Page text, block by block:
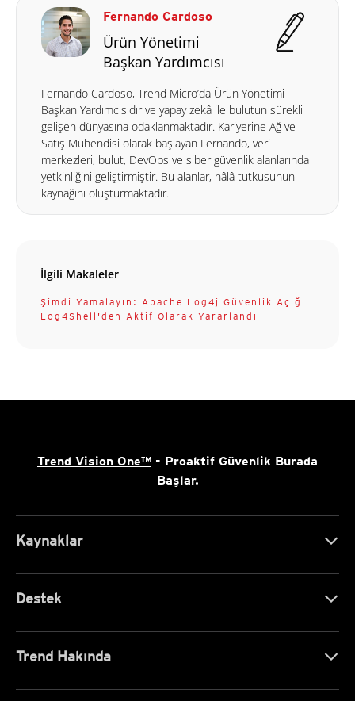
Fernando Cardoso
Ürün Yönetimi
Başkan Yardımcısı
Fernando Cardoso, Trend Micro’da Ürün Yönetimi
Başkan Yardımcısıdır ve yapay zekâ ile bulutun sürekli
gelişen dünyasına odaklanmaktadır. Kariyerine Ağ ve
Satış Mühendisi olarak başlayan Fernando, veri
merkezleri, bulut, DevOps ve siber güvenlik alanlarında
yetkinliğini geliştirmiştir. Bu alanlar, hâlâ tutkusunun
kaynağını oluşturmaktadır.
İlgili Makaleler
Şimdi Yamalayın: Apache Log4j Güvenlik Açığı
Log4Shell'den Aktif Olarak Yararlandı
Trend Vision One™ - Proaktif Güvenlik Burada
Başlar.
Kaynaklar
Destek
Trend Hakında